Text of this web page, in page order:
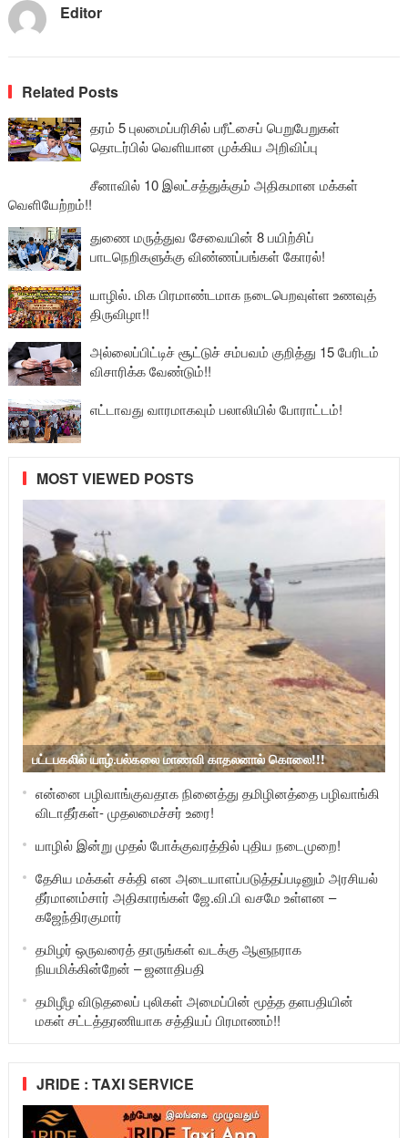
Editor
Related Posts
தரம் 5 புலமைப்பரிசில் பரீட்சைப் பெறுபேறுகள்
தொடர்பில் வெளியான முக்கிய அறிவிப்பு
சீனாவில் 10 இலட்சத்துக்கும் அதிகமான மக்கள்
வெளியேற்றம்!!
துணை மருத்துவ சேவையின் 8 பயிற்சிப்
பாடநெறிகளுக்கு விண்ணப்பங்கள் கோரல்!
யாழில். மிக பிரமாண்டமாக நடைபெறவுள்ள உணவுத்
திருவிழா!!
அல்லைப்பிட்டிச் சூட்டுச் சம்பவம் குறித்து 15 பேரிடம்
விசாரிக்க வேண்டும்!!
எட்டாவது வாரமாகவும் பலாலியில் போராட்டம்!
MOST VIEWED POSTS
பட்டபகலில் யாழ்.பல்கலை மாணவி காதலனால் கொலை!!!
என்னை பழிவாங்குவதாக நினைத்து தமிழினத்தை பழிவாங்கி
விடாதீர்கள்- முதலமைச்சர் உரை!
யாழில் இன்று முதல் போக்குவரத்தில் புதிய நடைமுறை!
தேசிய மக்கள் சக்தி என அடையாளப்படுத்தப்படினும் அரசியல்
தீர்மானம்சார் அதிகாரங்கள் ஜே.வி.பி வசமே உள்ளன –
கஜேந்திரகுமார்
தமிழர் ஒருவரைத் தாருங்கள் வடக்கு ஆளுநராக
நியமிக்கின்றேன் – ஜனாதிபதி
தமிழீழ விடுதலைப் புலிகள் அமைப்பின் மூத்த தளபதியின்
மகள் சட்டத்தரணியாக சத்தியப் பிரமாணம்!!
JRIDE : TAXI SERVICE